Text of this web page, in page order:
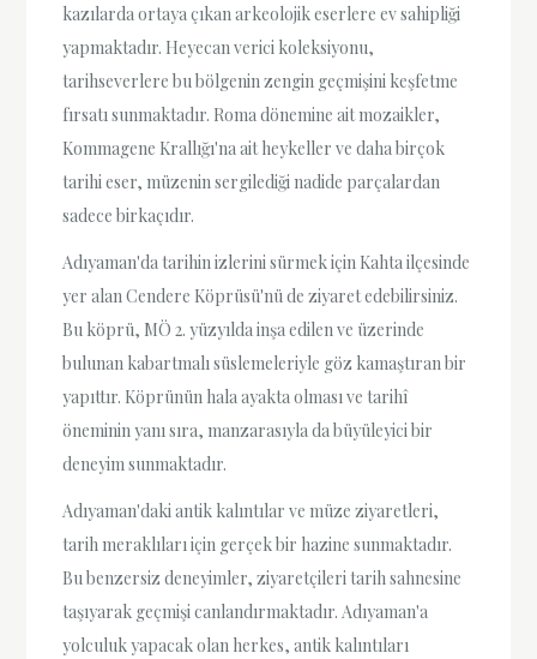
kazılarda ortaya çıkan arkeolojik eserlere ev sahipliği
yapmaktadır. Heyecan verici koleksiyonu,
tarihseverlere bu bölgenin zengin geçmişini keşfetme
fırsatı sunmaktadır. Roma dönemine ait mozaikler,
Kommagene Krallığı'na ait heykeller ve daha birçok
tarihi eser, müzenin sergilediği nadide parçalardan
sadece birkaçıdır.
Adıyaman'da tarihin izlerini sürmek için Kahta ilçesinde
yer alan Cendere Köprüsü'nü de ziyaret edebilirsiniz.
Bu köprü, MÖ 2. yüzyılda inşa edilen ve üzerinde
bulunan kabartmalı süslemeleriyle göz kamaştıran bir
yapıttır. Köprünün hala ayakta olması ve tarihî
öneminin yanı sıra, manzarasıyla da büyüleyici bir
deneyim sunmaktadır.
Adıyaman'daki antik kalıntılar ve müze ziyaretleri,
tarih meraklıları için gerçek bir hazine sunmaktadır.
Bu benzersiz deneyimler, ziyaretçileri tarih sahnesine
taşıyarak geçmişi canlandırmaktadır. Adıyaman'a
yolculuk yapacak olan herkes, antik kalıntıları